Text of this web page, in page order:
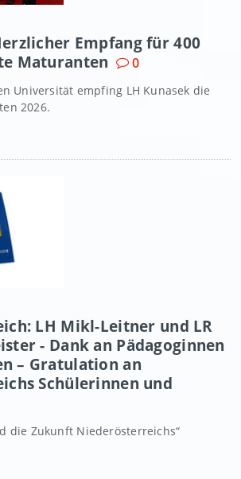
Empfang für 400
Maturanten
0
Universität empfing LH Kunasek die
2026.
LH Mikl-Leitner und LR
- Dank an Pädagoginnen
– Gratulation an
Schülerinnen und
die Zukunft Niederösterreichs“